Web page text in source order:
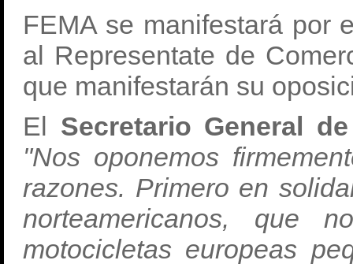
FEMA se manifestará por
al Representate de
que manifestarán su
El Secretario General
"Nos oponemos
razones. Primero en
norteamericanos, que
motocicletas europeas